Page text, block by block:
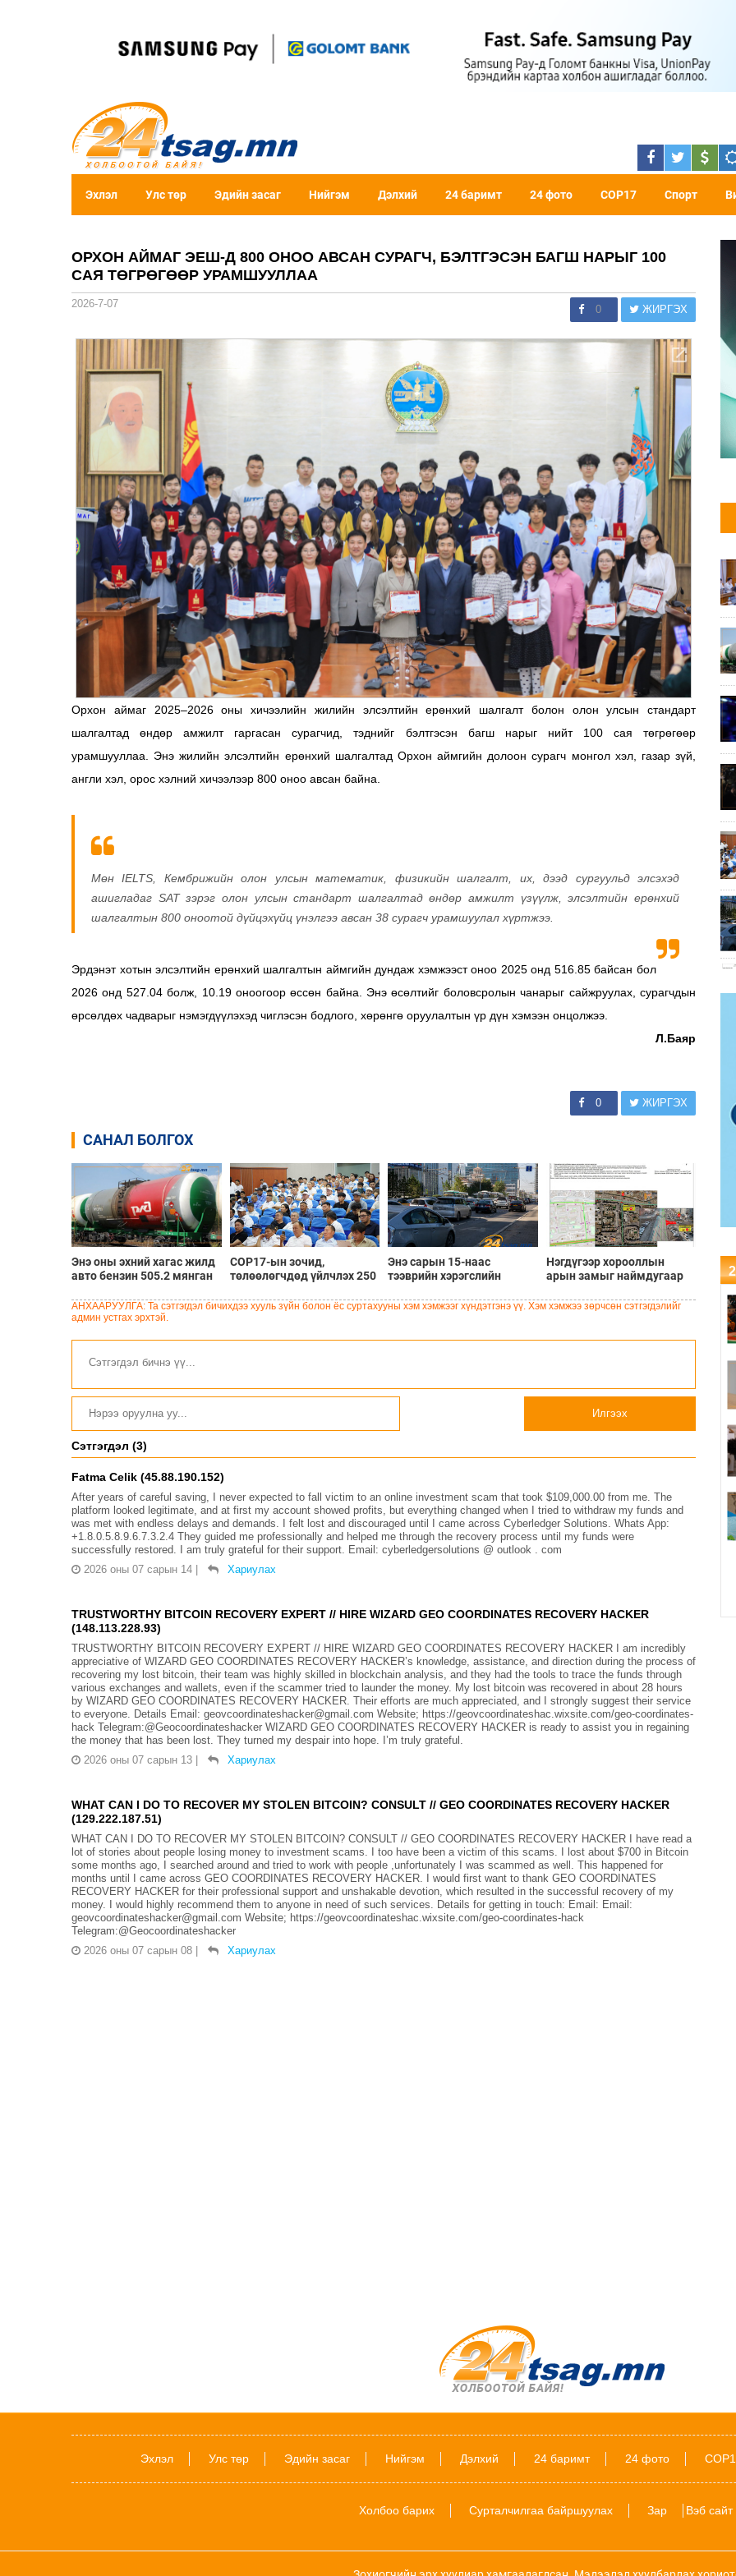
Эхлэл Улс төр Эдийн засаг Нийгэм Дэлхий 24 баримт 24 фото COP17 Спорт
ОРХОН АЙМАГ ЭЕШ-Д 800 ОНОО АВСАН СУРАГЧ, БЭЛТГЭСЭН БАГШ НАРЫГ 100
САЯ ТӨГРӨГӨӨР УРАМШУУЛЛАА
2026-7-07 0 ЖИРГЭХ
Орхон аймаг 2025–2026 оны хичээлийн жилийн элсэлтийн ерөнхий шалгалт болон олон улсын стандарт
шалгалтад өндөр амжилт гаргасан сурагчид, тэднийг бэлтгэсэн багш нарыг нийт 100 сая төгрөгөөр
урамшууллаа. Энэ жилийн элсэлтийн ерөнхий шалгалтад Орхон аймгийн долоон сурагч монгол хэл, газар зүй,
англи хэл, орос хэлний хичээлээр 800 оноо авсан байна.
Мөн IELTS, Кембрижийн олон улсын математик, физикийн шалгалт, их, дээд сургуульд элсэхэд
ашигладаг SAT зэрэг олон улсын стандарт шалгалтад өндөр амжилт үзүүлж, элсэлтийн ерөнхий
шалгалтын 800 оноотой дүйцэхүйц үнэлгээ авсан 38 сурагч урамшуулал хүртжээ.
Эрдэнэт хотын элсэлтийн ерөнхий шалгалтын аймгийн дундаж хэмжээст оноо 2025 онд 516.85 байсан бол
2026 онд 527.04 болж, 10.19 оноогоор өссөн байна. Энэ өсөлтийг боловсролын чанарыг сайжруулах, сурагчдын
өрсөлдөх чадварыг нэмэгдүүлэхэд чиглэсэн бодлого, хөрөнгө оруулалтын үр дүн хэмээн онцолжээ.
Л.Баяр
0 ЖИРГЭХ
САНАЛ БОЛГОХ
Энэ оны эхний хагас жилд
авто бензин 505.2 мянган
мянган тонн импортолжээ
COP17-ын зочид,
төлөөлөгчдөд үйлчлэх 250
сургалтад хамруулж байна
Энэ сарын 15-наас
тээврийн хэрэгслийн
сондгой ангиллаар
Нэгдүгээр хорооллын
арын замыг наймдугаар
түр хааж, борооны ус
АНХААРУУЛГА: Та сэтгэгдэл бичихдээ хууль зүйн болон ёс суртахууны хэм хэмжээг хүндэтгэнэ үү. Хэм хэмжээ зөрчсөн сэтгэгдэлийг
админ устгах эрхтэй.
Илгээх
Сэтгэгдэл (3)
Fatma Celik (45.88.190.152)
After years of careful saving, I never expected to fall victim to an online investment scam that took $109,000.00 from me. The
platform looked legitimate, and at first my account showed profits, but everything changed when I tried to withdraw my funds and
was met with endless delays and demands. I felt lost and discouraged until I came across Cyberledger Solutions. Whats App:
+1.8.0.5.8.9.6.7.3.2.4 They guided me professionally and helped me through the recovery process until my funds were
successfully restored. I am truly grateful for their support. Email: cyberledgersolutions @ outlook . com
2026 оны 07 сарын 14
Хариулах
TRUSTWORTHY BITCOIN RECOVERY EXPERT // HIRE WIZARD GEO COORDINATES RECOVERY HACKER
(148.113.228.93)
TRUSTWORTHY BITCOIN RECOVERY EXPERT // HIRE WIZARD GEO COORDINATES RECOVERY HACKER I am incredibly
appreciative of WIZARD GEO COORDINATES RECOVERY HACKER’s knowledge, assistance, and direction during the process of
recovering my lost bitcoin, their team was highly skilled in blockchain analysis, and they had the tools to trace the funds through
various exchanges and wallets, even if the scammer tried to launder the money. My lost bitcoin was recovered in about 28 hours
by WIZARD GEO COORDINATES RECOVERY HACKER. Their efforts are much appreciated, and I strongly suggest their service
to everyone. Details Email: geovcoordinateshacker@gmail.com Website; https://geovcoordinateshac.wixsite.com/geo-coordinates-
hack Telegram:@Geocoordinateshacker WIZARD GEO COORDINATES RECOVERY HACKER is ready to assist you in regaining
the money that has been lost. They turned my despair into hope. I’m truly grateful.
2026 оны 07 сарын 13
Хариулах
WHAT CAN I DO TO RECOVER MY STOLEN BITCOIN? CONSULT // GEO COORDINATES RECOVERY HACKER
(129.222.187.51)
WHAT CAN I DO TO RECOVER MY STOLEN BITCOIN? CONSULT // GEO COORDINATES RECOVERY HACKER I have read a
lot of stories about people losing money to investment scams. I too have been a victim of this scams. I lost about $700 in Bitcoin
some months ago, I searched around and tried to work with people ,unfortunately I was scammed as well. This happened for
months until I came across GEO COORDINATES RECOVERY HACKER. I would first want to thank GEO COORDINATES
RECOVERY HACKER for their professional support and unshakable devotion, which resulted in the successful recovery of my
money. I would highly recommend them to anyone in need of such services. Details for getting in touch: Email: Email:
geovcoordinateshacker@gmail.com Website; https://geovcoordinateshac.wixsite.com/geo-coordinates-hack
Telegram:@Geocoordinateshacker
2026 оны 07 сарын 08
Хариулах
Эхлэл Улс төр Эдийн засаг Нийгэм Дэлхий 24 баримт 24 фото
Холбоо барих Сурталчилгаа байршуулах Зар Вэб сайт